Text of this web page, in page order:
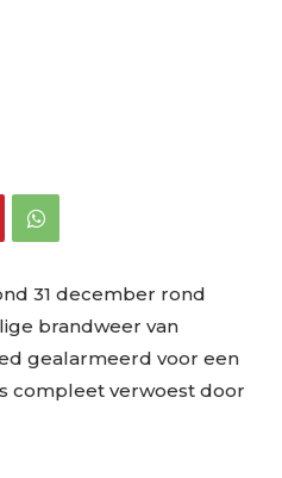
31 december rond
brandweer van
gealarmeerd voor een
compleet verwoest door